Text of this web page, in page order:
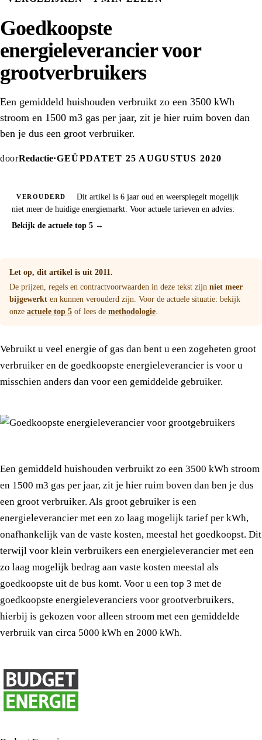
Goedkoopste
energieleverancier voor
grootverbruikers
Een gemiddeld huishouden verbruikt zo een 3500 kWh
stroom en 1500 m3 gas per jaar, zit je hier ruim boven dan
ben je dus een groot verbruiker.
doorRedactie·GEÜPDATET 25 AUGUSTUS 2020
VEROUDERD
Dit artikel is 6 jaar oud en weerspiegelt mogelijk
niet meer de huidige energiemarkt. Voor actuele tarieven en advies:
Bekijk de actuele top 5 →
Let op, dit artikel is uit 2011.
De prijzen, regels en contractvoorwaarden in deze tekst zijn niet meer
bijgewerkt en kunnen verouderd zijn. Voor de actuele situatie: bekijk
onze actuele top 5 of lees de methodologie.
Vebruikt u veel energie of gas dan bent u een zogeheten groot
verbruiker en de goedkoopste energieleverancier is voor u
misschien anders dan voor een gemiddelde gebruiker.
Een gemiddeld huishouden verbruikt zo een 3500 kWh stroom
en 1500 m3 gas per jaar, zit je hier ruim boven dan ben je dus
een groot verbruiker. Als groot gebruiker is een
energieleverancier met een zo laag mogelijk tarief per kWh,
onafhankelijk van de vaste kosten, meestal het goedkoopst. Dit
terwijl voor klein verbruikers een energieleverancier met een
zo laag mogelijk bedrag aan vaste kosten meestal als
goedkoopste uit de bus komt. Voor u een top 3 met de
goedkoopste energieleveranciers voor grootverbruikers,
hierbij is gekozen voor alleen stroom met een gemiddelde
verbruik van circa 5000 kWh en 2000 kWh.